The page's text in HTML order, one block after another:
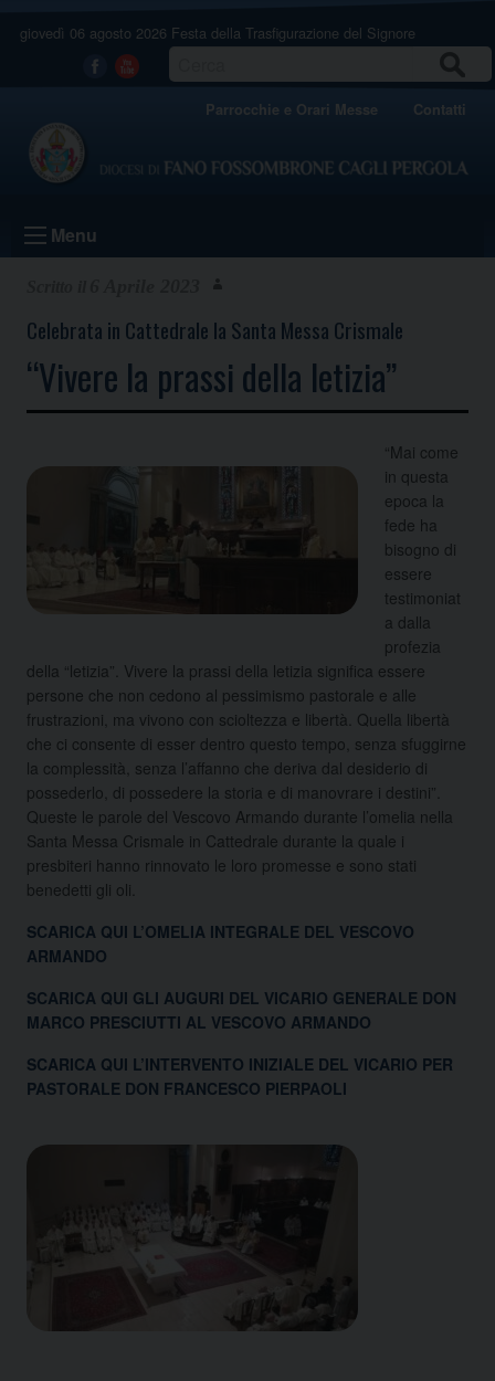
giovedì 06 agosto 2026 Festa della Trasfigurazione del Signore
Facebook
Youtube
Parrocchie e Orari Messe Contatti
Menu
Celebrata in Cattedrale la Santa Messa Crismale
“Vivere la prassi della letizia”
“Mai come
in questa
epoca la
fede ha
bisogno di
essere
testimoniat
a dalla
profezia
della “letizia”. Vivere la prassi della letizia significa essere
persone che non cedono al pessimismo pastorale e alle
frustrazioni, ma vivono con scioltezza e libertà. Quella libertà
che ci consente di esser dentro questo tempo, senza sfuggirne
la complessità, senza l’affanno che deriva dal desiderio di
possederlo, di possedere la storia e di manovrare i destini”.
Queste le parole del Vescovo Armando durante l’omelia nella
Santa Messa Crismale in Cattedrale durante la quale i
presbiteri hanno rinnovato le loro promesse e sono stati
benedetti gli oli.
SCARICA QUI L’OMELIA INTEGRALE DEL VESCOVO
ARMANDO
SCARICA QUI GLI AUGURI DEL VICARIO GENERALE DON
MARCO PRESCIUTTI AL VESCOVO ARMANDO
SCARICA QUI L’INTERVENTO INIZIALE DEL VICARIO PER
PASTORALE DON FRANCESCO PIERPAOLI